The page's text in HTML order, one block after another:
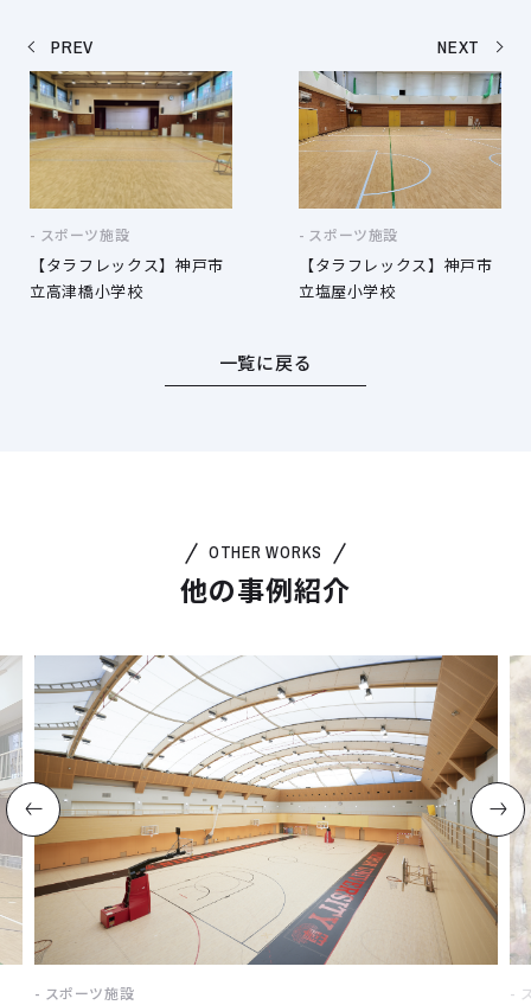
PREV
スポーツ施設
【タラフレックス】神戸市
立高津橋小学校
NEXT
スポーツ施設
【タラフレックス】神戸市
立塩屋小学校
一覧に戻る
OTHER WORKS
他の事例紹介
スポーツ施設